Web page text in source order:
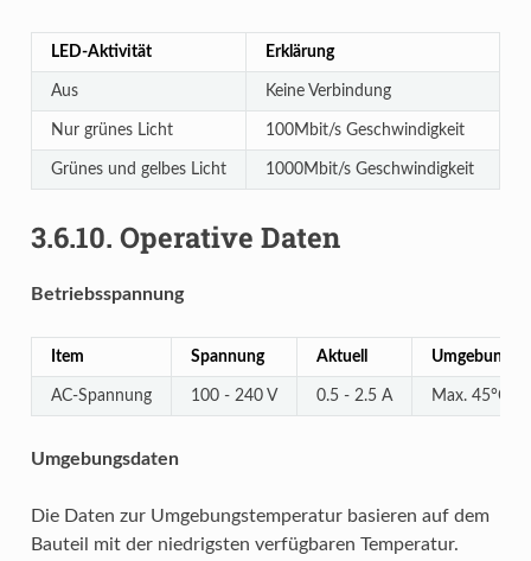
LED-Aktivität Erklärung
Aus Keine Verbindung
Nur grünes Licht 100Mbit/s Geschwindigkeit
Grünes und gelbes Licht 1000Mbit/s Geschwindigkeit
3.6.10. Operative Daten
Betriebsspannung
Item Spannung Aktuell
AC-Spannung 100 - 240 V 0.5 - 2.5 A Max. 45°C
Umgebungsdaten
Die Daten zur Umgebungstemperatur basieren auf dem
Bauteil mit der niedrigsten verfügbaren Temperatur.